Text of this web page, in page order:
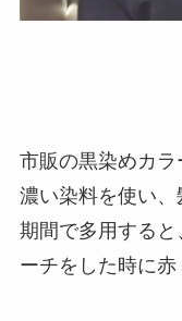
市販の黒染めカ
濃い染料を使い
期間で多用する
ーチをした時に赤